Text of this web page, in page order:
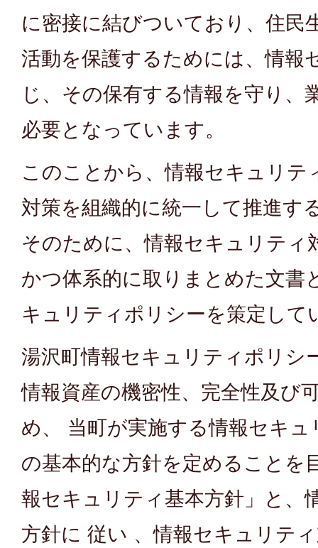
に密接に結びついており、住民
活動を保護するためには、情報
じ、その保有する情報を守り、
必要となっています。
このことから、情報セキュリテ
対策を組織的に統一して推進す
そのために、情報セキュリティ
かつ体系的に取りまとめた文書
キュリティポリシーを策定して
湯沢町情報セキュリティポリシ
情報資産の機密性、完全性及び
め、 当町が実施する情報セキ
の基本的な方針を定めることを
報セキュリティ基本方針」と、
方針に 従い 、情報セキュリテ